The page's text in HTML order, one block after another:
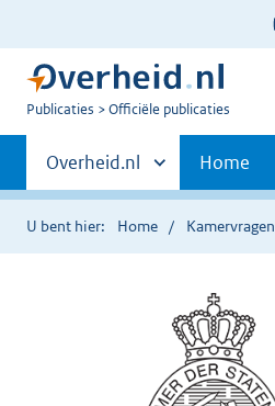
U
Publicaties Officiële publicaties
Primaire
navigatie
Andere
sites
binnen
Overheid.nl Home
U bent hier: Home